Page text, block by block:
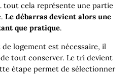
tout cela représente une partie
Le débarras devient alors une
que pratique.
logement est nécessaire, il
tout conserver. Le tri devient
étape permet de sélectionner